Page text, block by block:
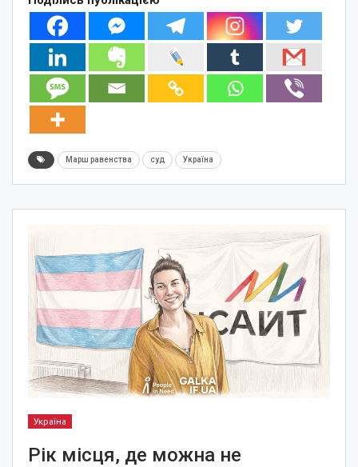
Марш равенства суд Україна
Україна
Рік місця, де можна не